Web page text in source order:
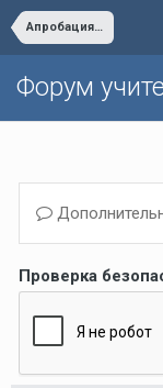
Апробация учебников и учебных пособий
Форум
Проверка